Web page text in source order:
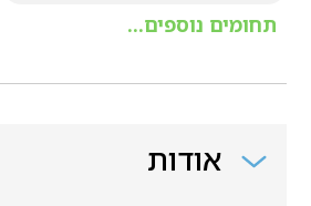
תחומים נוספים...
אודות